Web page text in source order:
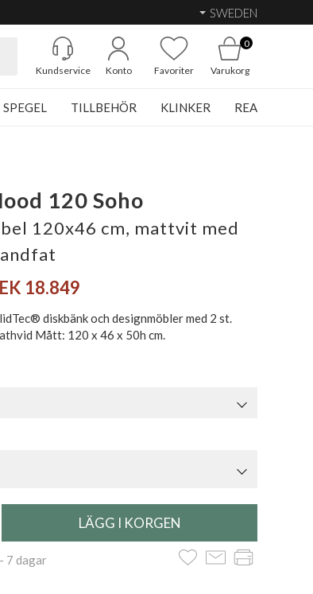
SWEDEN
Kundservice Konto Favoriter
0
Varukorg
SPEGEL TILLBEHÖR KLINKER REA
120 Soho
120x46 cm, mattvit med
18.849
diskbänk och designmöbler med 2 st.
Mått: 120 x 46 x 50h cm.
7 dagar